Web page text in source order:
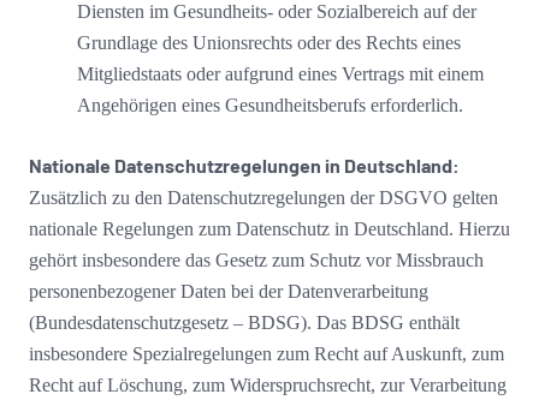
Diensten im Gesundheits- oder Sozialbereich auf der
Grundlage des Unionsrechts oder des Rechts eines
Mitgliedstaats oder aufgrund eines Vertrags mit einem
Angehörigen eines Gesundheitsberufs erforderlich.
Nationale Datenschutzregelungen in Deutschland:
Zusätzlich zu den Datenschutzregelungen der DSGVO gelten
nationale Regelungen zum Datenschutz in Deutschland. Hierzu
gehört insbesondere das Gesetz zum Schutz vor Missbrauch
personenbezogener Daten bei der Datenverarbeitung
(Bundesdatenschutzgesetz – BDSG). Das BDSG enthält
insbesondere Spezialregelungen zum Recht auf Auskunft, zum
Recht auf Löschung, zum Widerspruchsrecht, zur Verarbeitung